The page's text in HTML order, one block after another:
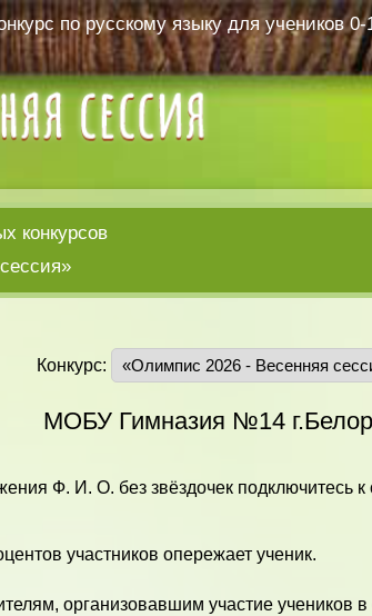
по русскому языку для учеников 0-
конкурсов
Конкурс:
МОБУ Гимназия №14
Ф. И. О. без звёздочек подключитесь к
участников опережает ученик.
организовавшим участие учеников в